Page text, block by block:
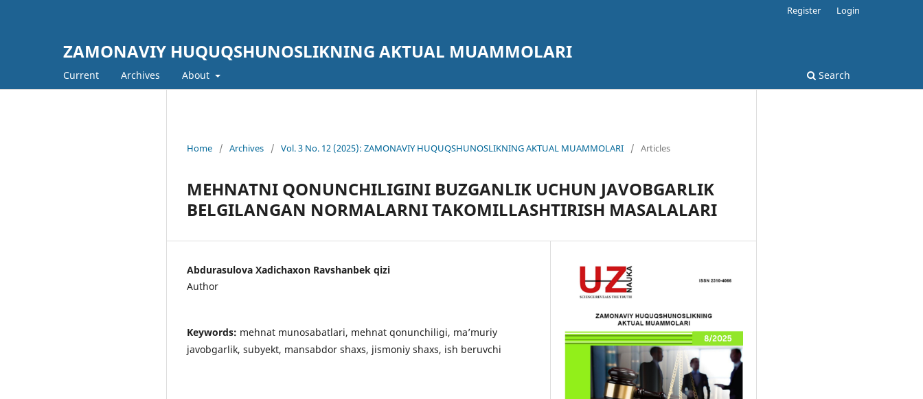
ZAMONAVIY HUQUQSHUNOSLIKNING AKTUAL MUAMMOLARI
Current Archives About Search
Register Login
Home / Archives / Vol. 3 No. 12 (2025): ZAMONAVIY HUQUQSHUNOSLIKNING AKTUAL MUAMMOLARI / Articles
MEHNATNI QONUNCHILIGINI BUZGANLIK UCHUN JAVOBGARLIK
BELGILANGAN NORMALARNI TAKOMILLASHTIRISH MASALALARI
Abdurasulova Xadichaxon Ravshanbek qizi
Author
Keywords: mehnat munosabatlari, mehnat qonunchiligi, ma’muriy
javobgarlik, subyekt, mansabdor shaxs, jismoniy shaxs, ish beruvchi